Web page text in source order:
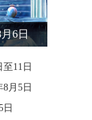
6日
11日
月5日
日